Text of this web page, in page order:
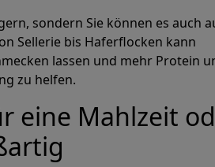
sondern Sie können es auch
Sellerie bis Haferflocken kann
lassen und mehr Protein
zu helfen.
eine Mahlzeit
die Ihre Makro- und
Essensplaner
Diät & Makro-Tracker
4.8 • FREI